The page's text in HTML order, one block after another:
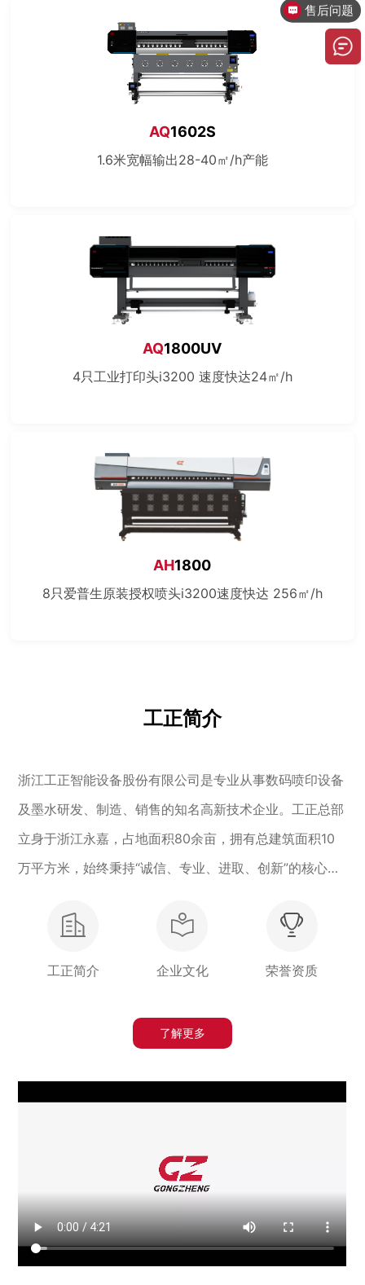
AQ1602S
1.6米宽幅输出28-40㎡/h产能
AQ1800UV
4只工业打印头i3200 速度快达24㎡/h
AH1800
8只爱普生原装授权喷头i3200速度快达 256㎡/h
工正简介
浙江工正智能设备股份有限公司是专业从事数码喷印设备
及墨水研发、制造、销售的知名高新技术企业。工正总部
立身于浙江永嘉，占地面积80余亩，拥有总建筑面积10
万平方米，始终秉持“诚信、专业、进取、创新”的核心价
务。旗下产品包括喷绘机、写真机、UV机、制版机、图
工正旗下数条产品线专门为各个类型、层次的客户提供契
合发展路径的设备方案。自1997年以来，工正产品经受
拓国际市场，服务网点已分布在全球80多个国家和地
数码打印研究院持续深化交流与合作，全力提升全线产品
的市场竞争力。凭借雄厚的人才储备和稳健的研发实力，
积极推动行业数字化转型，促进产业智能化落地升级。未
来，工正将一如既往地加强与全球伙伴的交流合作，引领
工正简介 企业文化 荣誉资质
了解更多
售后问题